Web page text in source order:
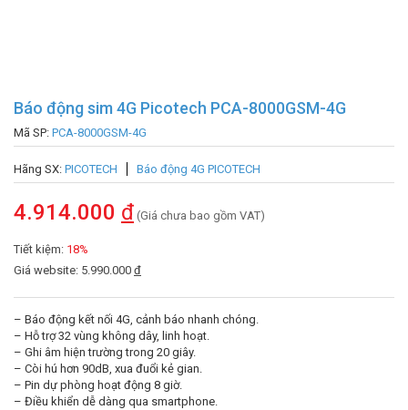
Báo động sim 4G Picotech PCA-8000GSM-4G
Mã SP: PCA-8000GSM-4G
Hãng SX: PICOTECH Báo động 4G PICOTECH
4.914.000 đ (Giá chưa bao gồm VAT)
Tiết kiệm: 18%
Giá website: 5.990.000 đ
– Báo động kết nối 4G, cảnh báo nhanh chóng.
– Hỗ trợ 32 vùng không dây, linh hoạt.
– Ghi âm hiện trường trong 20 giây.
– Còi hú hơn 90dB, xua đuổi kẻ gian.
– Pin dự phòng hoạt động 8 giờ.
– Điều khiển dễ dàng qua smartphone.